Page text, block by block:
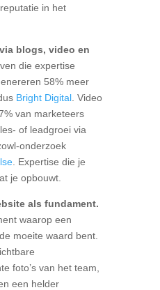
in het
blogs, video en
die expertise
58% meer
Bright Digital. Video
van marketeers
of leadgroei via
onderzoek
. Expertise die je
je opbouwt.
als fundament.
waarop een
moeite waard bent.
foto’s van het team,
een helder